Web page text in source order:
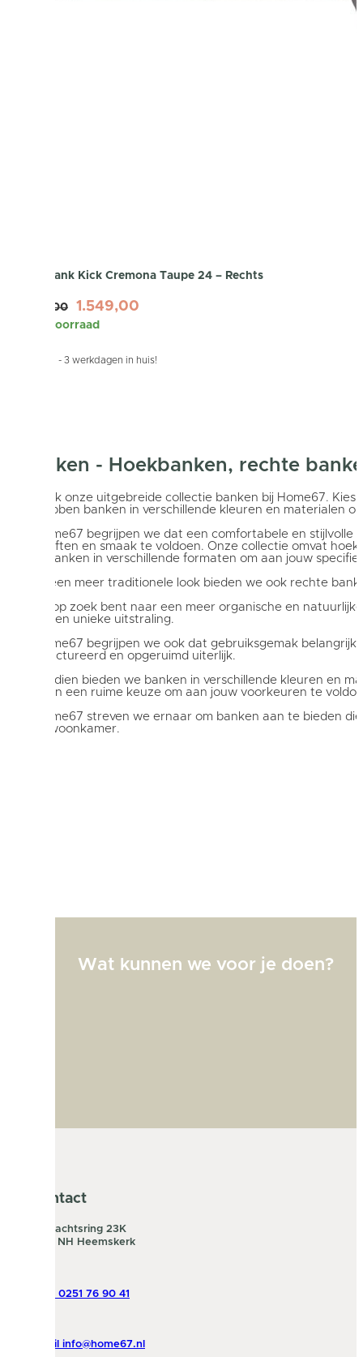
Hoekbank Kick Cremona Taupe 24 – Rechts
1.899,00 1.549,00
Op voorraad
Binnen 1 - 3 werkdagen in huis!
Banken - Hoekbanken, rechte
Ontdek onze uitgebreide collectie banken bij Home67.
en hebben banken in verschillende kleuren en materialen
Bij Home67 begrijpen we dat een comfortabele en
behoeften en smaak te voldoen. Onze collectie omvat
hoekbanken in verschillende formaten om aan jouw
Voor een meer traditionele look bieden we ook rechte
Als je op zoek bent naar een meer organische en
voor een unieke uitstraling.
Bij Home67 begrijpen we ook dat gebruiksgemak
gestructureerd en opgeruimd uiterlijk.
Bovendien bieden we banken in verschillende kleuren en
hebben een ruime keuze om aan jouw voorkeuren te
Bij Home67 streven we ernaar om banken aan te bieden
jouw woonkamer.
Wat kunnen we voor je doen?
Contact
Ambachtsring 23K
1969 NH Heemskerk
Bel 0251 76 90 41
Mail info@home67.nl